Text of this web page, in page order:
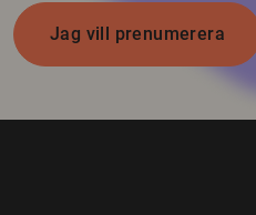
Jag vill prenumerera